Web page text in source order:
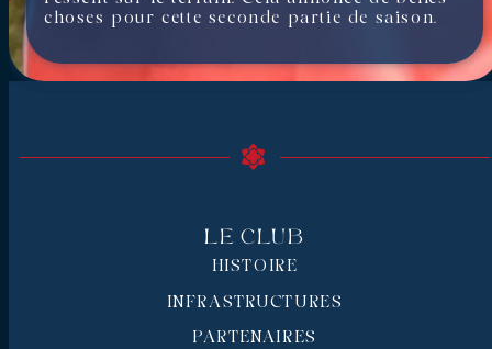
choses pour cette seconde partie de saison.
Le Club
HISTOIRE
INFRASTRUCTURES
PARTENAIRES